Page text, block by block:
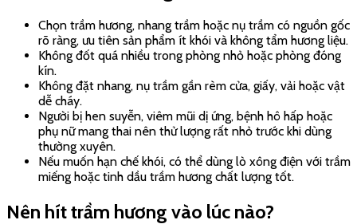
Chọn trầm hương, nhang trầm hoặc nụ trầm có nguồn gốc
rõ ràng, ưu tiên sản phẩm ít khói và không tẩm hương liệu.
Không đốt quá nhiều trong phòng nhỏ hoặc phòng đóng
kín.
Không đặt nhang, nụ trầm gần rèm cửa, giấy, vải hoặc vật
dễ cháy.
Người bị hen suyễn, viêm mũi dị ứng, bệnh hô hấp hoặc
phụ nữ mang thai nên thử lượng rất nhỏ trước khi dùng
thường xuyên.
Nếu muốn hạn chế khói, có thể dùng lò xông điện với trầm
miếng hoặc tinh dầu trầm hương chất lượng tốt.
Nên hít trầm hương vào lúc nào?